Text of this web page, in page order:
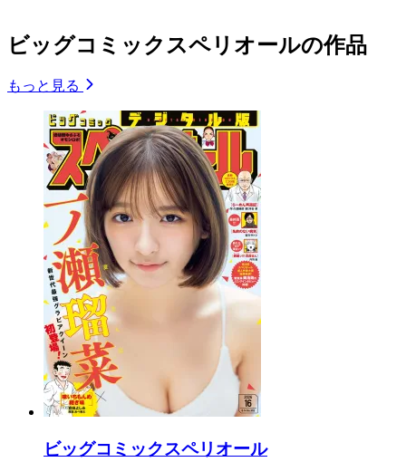
ビッグコミックスペリオールの作品
もっと見る
ビッグコミックスペリオール